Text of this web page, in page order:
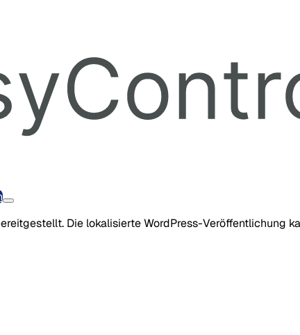
Die lokalisierte WordPress-Veröffentlichung